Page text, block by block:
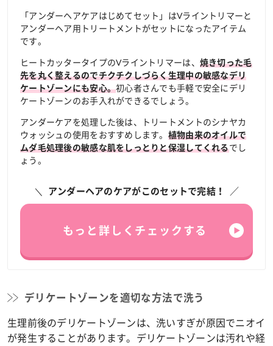
「アンダーヘアケアはじめてセット」はVライントリマーと
アンダーヘア用トリートメントがセットになったアイテム
です。
ヒートカッタータイプのVライントリマーは、 焼き切った毛
先を丸く整えるのでチクチクしづらく生理中の敏感なデリ
ケートゾーンにも安心。初心者さんでも手軽で安全にデリ
ケートゾーンのお手入れができるでしょう。
アンダーケアを処理した後は、トリートメントのシナヤカ
ウォッシュの使用をおすすめします。 植物由来のオイルで
ムダ毛処理後の敏感な肌をしっとりと保湿してくれるでし
ょう。
アンダーヘアのケアがこのセットで完結！
もっと詳しくチェックする
デリケートゾーンを適切な方法で洗う
生理前後のデリケートゾーンは、洗いすぎが原因でニオイ
が発生することがあります。デリケートゾーンは汚れや経